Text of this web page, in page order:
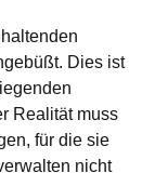
Dies ist
Realität muss
für die sie
nicht